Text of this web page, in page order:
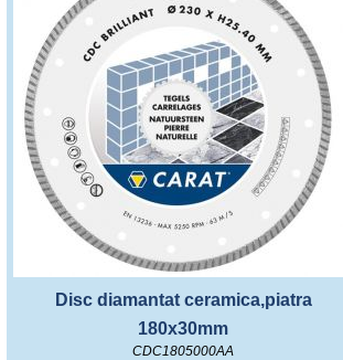
Disc diamantat ceramica,piatra
180x30mm
CDC1805000AA